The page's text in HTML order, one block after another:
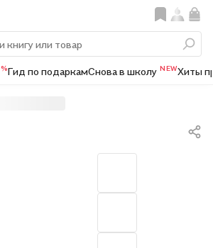
%Гид по подаркамСнова в школу NEWХиты